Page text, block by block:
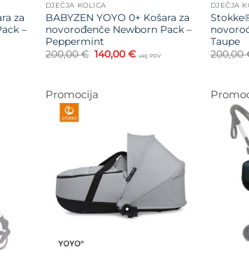
za
–
DJEČJA KOLICA
BABYZEN YOYO 0+ Košara za
novorođenče Newborn Pack –
Peppermint
200,00€ Izvorna
cijena
200,00 €.
140,00€Trenutna
cijena
uklj. PDV
DJEČJA
Taupe
200,00
Promocija
Dodajte
na listu
želja